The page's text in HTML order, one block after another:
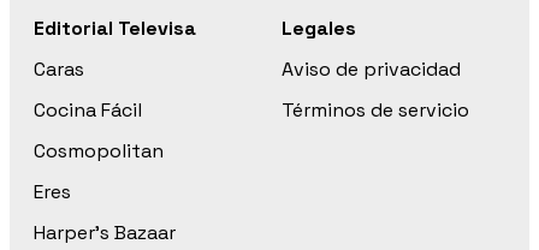
Editorial Televisa
Caras
Cocina Fácil
Cosmopolitan
Eres
Harper’s Bazaar
Legales
Aviso de privacidad
Términos de servicio